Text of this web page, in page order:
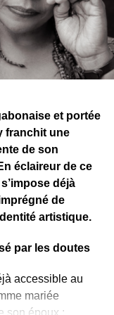
et à redécouvrir
pays.
Espoir la
qui
donné
avec NKZ,
les deux artistes
l’identité
et portée
franchit une
de son
éclaireur de ce
déjà
de
artistique.
par les doutes
accessible au
mariée
son époux :